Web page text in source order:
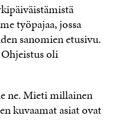
työpajaa, jossa
sanomien etusivu.
oli
ne. Mieti millainen
kuvaamat asiat ovat